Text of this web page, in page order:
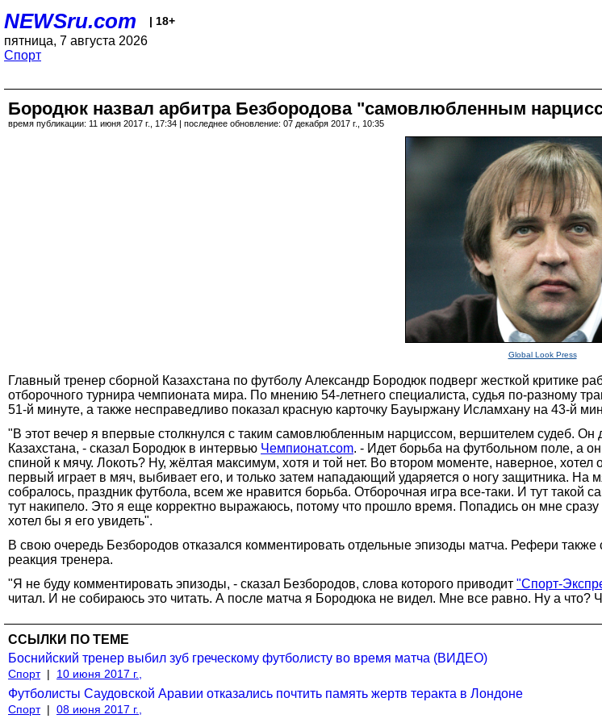
NEWSru.com | 18+
пятница, 7 августа 2026
Спорт
Бородюк назвал арбитра Безбородова "самовлюбленным
время публикации: 11 июня 2017 г., 17:34 | последнее обновление: 07 декабря 2017 г., 10:35
Global Look Press
Главный тренер сборной Казахстана по футболу Александр Бородюк подверг жесткой критике
отборочного турнира чемпионата мира. По мнению 54-летнего специалиста, судья по-разному
51-й минуте, а также несправедливо показал красную карточку Бауыржану Исламхану на 43-й
"В этот вечер я впервые столкнулся с таким самовлюбленным нарциссом, вершителем судеб. Он
Казахстана, - сказал Бородюк в интервью Чемпионат.com. - Идет борьба на футбольном поле, а
спиной к мячу. Локоть? Ну, жёлтая максимум, хотя и той нет. Во втором моменте, наверное,
первый играет в мяч, выбивает его, и только затем нападающий ударяется о ногу защитника.
собралось, праздник футбола, всем же нравится борьба. Отборочная игра все-таки. И тут такой
тут накипело. Это я еще корректно выражаюсь, потому что прошло время. Попадись он мне
хотел бы я его увидеть".
В свою очередь Безбородов отказался комментировать отдельные эпизоды матча. Рефери
реакция тренера.
"Я не буду комментировать эпизоды, - сказал Безбородов, слова которого приводит "Спорт-
читал. И не собираюсь это читать. А после матча я Бородюка не видел. Мне все равно. Ну а что?
ССЫЛКИ ПО ТЕМЕ
Боснийский тренер выбил зуб греческому футболисту во время матча (ВИДЕО)
Спорт | 10 июня 2017 г.,
Футболисты Саудовской Аравии отказались почтить память жертв теракта в Лондоне
Спорт | 08 июня 2017 г.,